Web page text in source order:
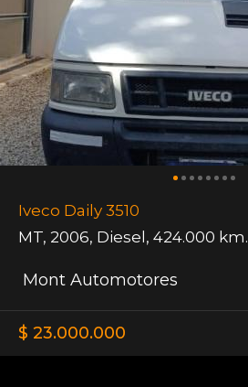
Iveco Daily 3510
MT, 2006, Diesel, 424.000 km.
Mont Automotores
$ 23.000.000